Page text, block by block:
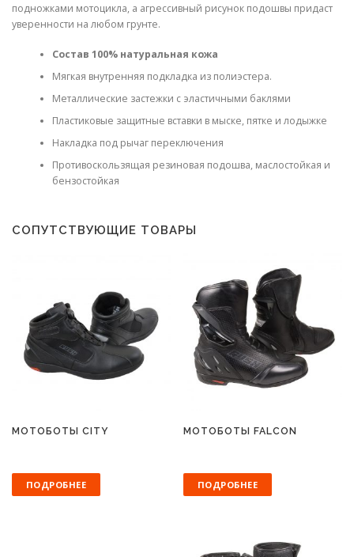
подножками мотоцикла, а агрессивный рисунок подошвы придаст
уверенности на любом грунте.
Состав 100% натуральная кожа
Мягкая внутренняя подкладка из полиэстера.
Металлические застежки с эластичными баклями
Пластиковые защитные вставки в мыске, пятке и лодыжке
Накладка под рычаг переключения
Противоскользящая резиновая подошва, маслостойкая и
бензостойкая
СОПУТСТВУЮЩИЕ ТОВАРЫ
МОТОБОТЫ CITY
ПОДРОБНЕЕ
МОТОБОТЫ FALCON
ПОДРОБНЕЕ